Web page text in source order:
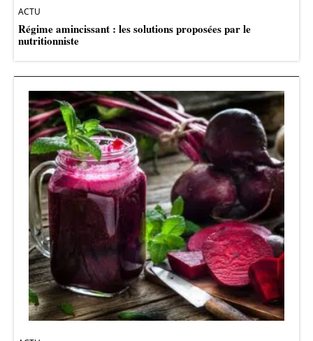
ACTU
Régime amincissant : les solutions proposées par le
nutritionniste